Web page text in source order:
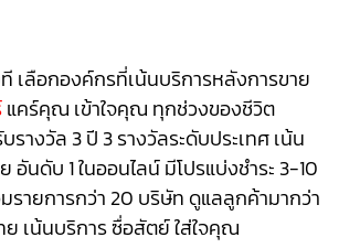
เลือกองค์กรที่เน้นบริการหลังการขาย
แคร์คุณ เข้าใจคุณ ทุกช่วงของชีวิต
รางวัล 3 ปี 3 รางวัลระดับประเทศ เน้น
อันดับ 1 ในออนไลน์ มีโปรแบ่งชำระ 3-10
ายการกว่า 20 บริษัท ดูแลลูกค้ามากว่า
เน้นบริการ ซื่อสัตย์ ใส่ใจคุณ